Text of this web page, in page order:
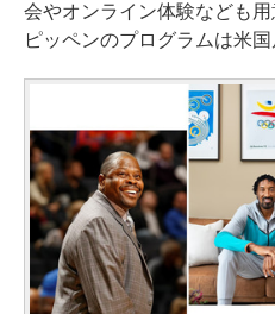
会やオンライン体験なども
ピッペンのプログラムは米国